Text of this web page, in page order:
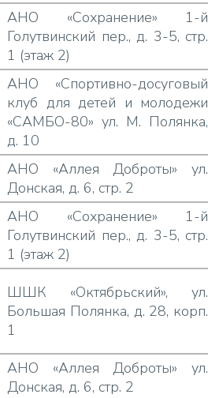
АНО «Сохранение» 1-й
Голутвинский пер., д. 3-5, стр.
1 (этаж 2)
АНО «Спортивно-досуговый
клуб для детей и молодежи
«САМБО-80» ул. М. Полянка,
д. 10
АНО «Аллея Доброты» ул.
Донская, д. 6, стр. 2
АНО «Сохранение» 1-й
Голутвинский пер., д. 3-5, стр.
1 (этаж 2)
ШШК «Октябрьский», ул.
Большая Полянка, д. 28, корп.
1
АНО «Аллея Доброты» ул.
Донская, д. 6, стр. 2